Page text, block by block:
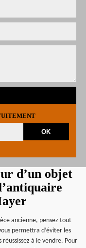
d’un objet
ancienne, pensez tout
permettra d’éviter les
à le vendre. Pour